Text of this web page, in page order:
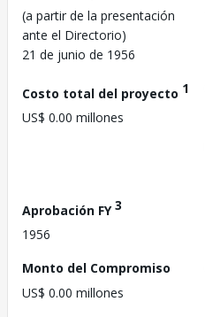
(a partir de la presentación
ante el Directorio)
21 de junio de 1956
Costo total del proyecto 1
US$ 0.00 millones
Aprobación FY3
1956
Monto del Compromiso
US$ 0.00 millones